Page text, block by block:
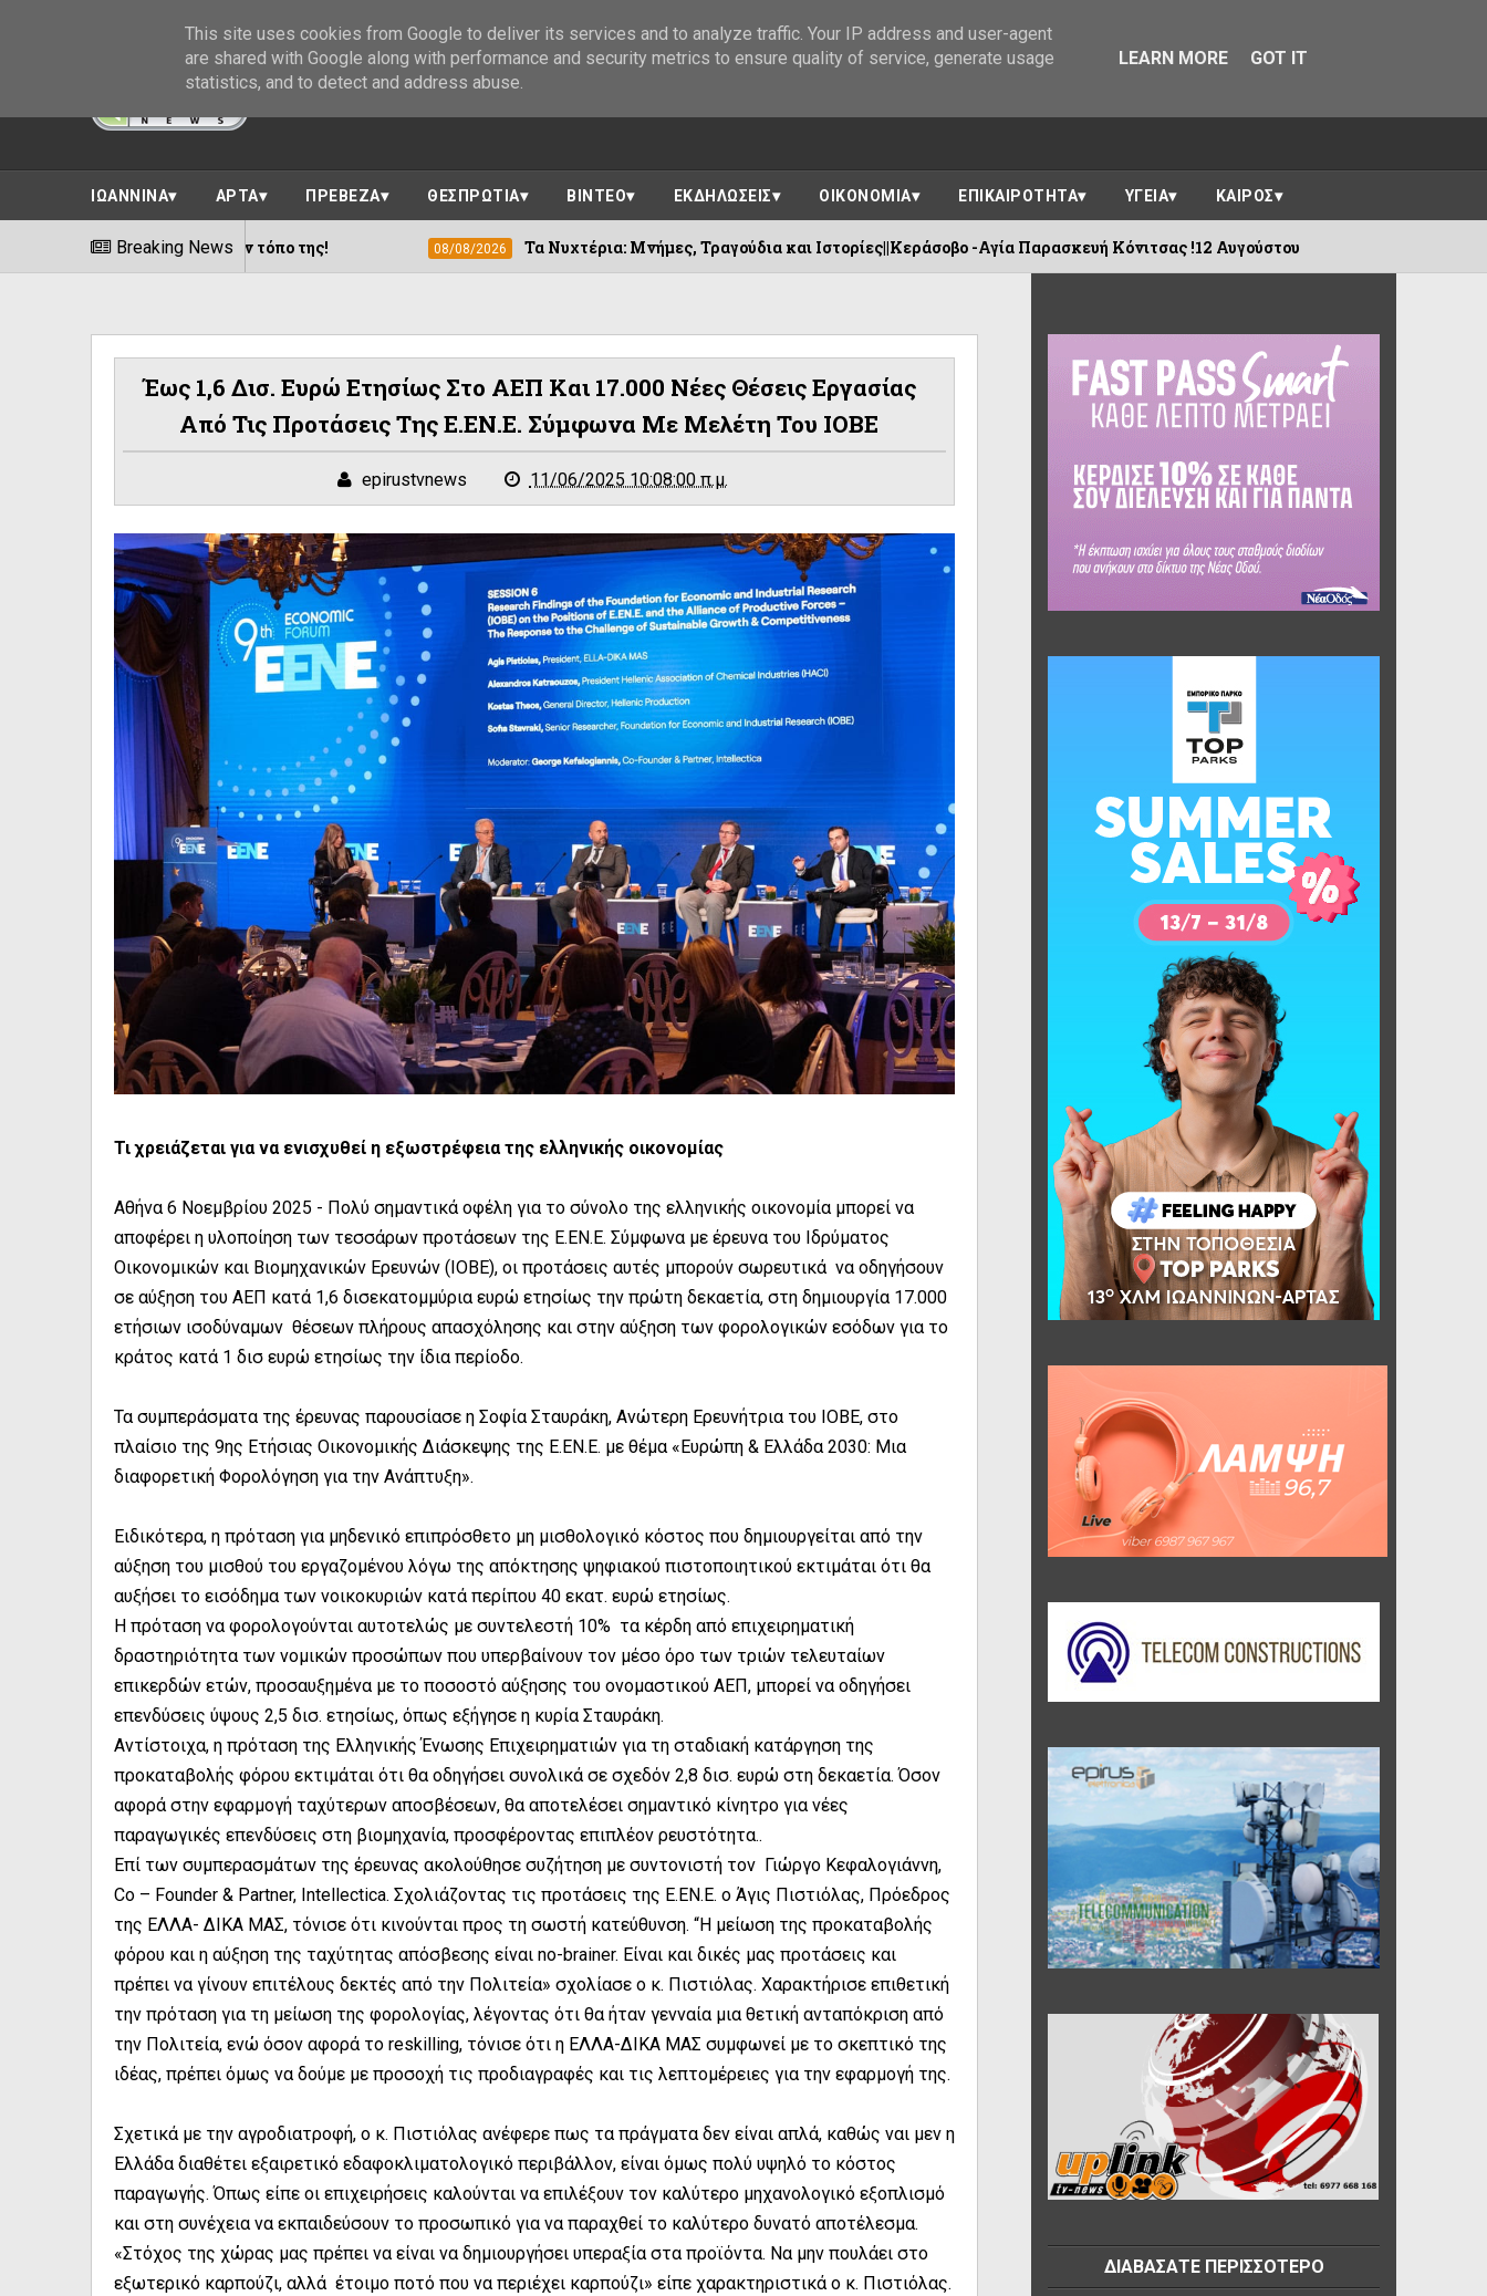
ΙΩΑΝΝΙΝΑ ΑΡΤΑ ΠΡΕΒΕΖΑ ΘΕΣΠΡΩΤΙΑ ΒΙΝΤΕΟ ΕΚΔΗΛΩΣΕΙΣ ΟΙΚΟΝΟΜΙΑ ΕΠΙΚΑΙΡΟΤΗΤΑ ΥΓΕΙΑ ΚΑΙΡΟΣ
Breaking News
στον τόπο της! 08/08/2026 Τα Νυχτέρια: Μνήμες, Τραγούδια και Ιστορίες||Κεράσοβο -Αγία Παρασκευή Κόνιτσας !12 Αυγούστου 08/08/2026
Έως 1,6 Δισ. Ευρώ Ετησίως Στο ΑΕΠ Και 17.000 Νέες Θέσεις Εργασίας
Από Τις Προτάσεις Της Ε.ΕΝ.Ε. Σύμφωνα Με Μελέτη Του ΙΟΒΕ
epirustvnews 11/06/2025 10:08:00 π.μ.
Τι χρειάζεται για να ενισχυθεί η εξωστρέφεια της ελληνικής οικονομίας
Αθήνα 6 Νοεμβρίου 2025 - Πολύ σημαντικά οφέλη για το σύνολο της ελληνικής οικονομία μπορεί να
αποφέρει η υλοποίηση των τεσσάρων προτάσεων της Ε.ΕΝ.Ε. Σύμφωνα με έρευνα του Ιδρύματος
Οικονομικών και Βιομηχανικών Ερευνών (ΙΟΒΕ), οι προτάσεις αυτές μπορούν σωρευτικά να οδηγήσουν
σε αύξηση του ΑΕΠ κατά 1,6 δισεκατομμύρια ευρώ ετησίως την πρώτη δεκαετία, στη δημιουργία 17.000
ετήσιων ισοδύναμων θέσεων πλήρους απασχόλησης και στην αύξηση των φορολογικών εσόδων για το
κράτος κατά 1 δισ ευρώ ετησίως την ίδια περίοδο.
Τα συμπεράσματα της έρευνας παρουσίασε η Σοφία Σταυράκη, Ανώτερη Ερευνήτρια του ΙΟΒΕ, στο
πλαίσιο της 9ης Ετήσιας Οικονομικής Διάσκεψης της Ε.ΕΝ.Ε. με θέμα «Ευρώπη & Ελλάδα 2030: Μια
διαφορετική Φορολόγηση για την Ανάπτυξη».
Ειδικότερα, η πρόταση για μηδενικό επιπρόσθετο μη μισθολογικό κόστος που δημιουργείται από την
αύξηση του μισθού του εργαζομένου λόγω της απόκτησης ψηφιακού πιστοποιητικού εκτιμάται ότι θα
αυξήσει το εισόδημα των νοικοκυριών κατά περίπου 40 εκατ. ευρώ ετησίως.
Η πρόταση να φορολογούνται αυτοτελώς με συντελεστή 10% τα κέρδη από επιχειρηματική
δραστηριότητα των νομικών προσώπων που υπερβαίνουν τον μέσο όρο των τριών τελευταίων
επικερδών ετών, προσαυξημένα με το ποσοστό αύξησης του ονομαστικού ΑΕΠ, μπορεί να οδηγήσει
επενδύσεις ύψους 2,5 δισ. ετησίως, όπως εξήγησε η κυρία Σταυράκη.
Αντίστοιχα, η πρόταση της Ελληνικής Ένωσης Επιχειρηματιών για τη σταδιακή κατάργηση της
προκαταβολής φόρου εκτιμάται ότι θα οδηγήσει συνολικά σε σχεδόν 2,8 δισ. ευρώ στη δεκαετία. Όσον
αφορά στην εφαρμογή ταχύτερων αποσβέσεων, θα αποτελέσει σημαντικό κίνητρο για νέες
παραγωγικές επενδύσεις στη βιομηχανία, προσφέροντας επιπλέον ρευστότητα..
Επί των συμπερασμάτων της έρευνας ακολούθησε συζήτηση με συντονιστή τον Γιώργο Κεφαλογιάννη,
Co – Founder & Partner, Intellectica. Σχολιάζοντας τις προτάσεις της Ε.ΕΝ.Ε. ο Άγις Πιστιόλας, Πρόεδρος
της ΕΛΛΑ- ΔΙΚΑ ΜΑΣ, τόνισε ότι κινούνται προς τη σωστή κατεύθυνση. “H μείωση της προκαταβολής
φόρου και η αύξηση της ταχύτητας απόσβεσης είναι no-brainer. Είναι και δικές μας προτάσεις και
πρέπει να γίνουν επιτέλους δεκτές από την Πολιτεία» σχολίασε ο κ. Πιστιόλας. Χαρακτήρισε επιθετική
την πρόταση για τη μείωση της φορολογίας, λέγοντας ότι θα ήταν γενναία μια θετική ανταπόκριση από
την Πολιτεία, ενώ όσον αφορά το reskilling, τόνισε ότι η ΕΛΛΑ-ΔΙΚΑ ΜΑΣ συμφωνεί με το σκεπτικό της
ιδέας, πρέπει όμως να δούμε με προσοχή τις προδιαγραφές και τις λεπτομέρειες για την εφαρμογή της.
Σχετικά με την αγροδιατροφή, ο κ. Πιστιόλας ανέφερε πως τα πράγματα δεν είναι απλά, καθώς ναι μεν η
Ελλάδα διαθέτει εξαιρετικό εδαφοκλιματολογικό περιβάλλον, είναι όμως πολύ υψηλό το κόστος
παραγωγής. Όπως είπε οι επιχειρήσεις καλούνται να επιλέξουν τον καλύτερο μηχανολογικό εξοπλισμό
και στη συνέχεια να εκπαιδεύσουν το προσωπικό για να παραχθεί το καλύτερο δυνατό αποτέλεσμα.
«Στόχος της χώρας μας πρέπει να είναι να δημιουργήσει υπεραξία στα προϊόντα. Να μην πουλάει στο
εξωτερικό καρπούζι, αλλά έτοιμο ποτό που να περιέχει καρπούζι» είπε χαρακτηριστικά ο κ. Πιστιόλας.
ΔΙΑΒΑΣΑΤΕ ΠΕΡΙΣΣΟΤΕΡΟ
This site uses cookies from Google to deliver its services and to analyze traffic. Your IP address and user-agent
are shared with Google along with performance and security metrics to ensure quality of service, generate usage
statistics, and to detect and address abuse.
LEARN MORE GOT IT